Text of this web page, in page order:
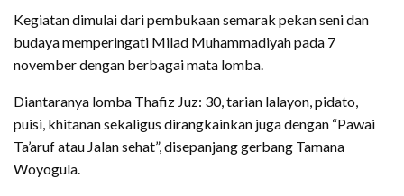
Kegiatan dimulai dari pembukaan semarak pekan seni dan
budaya memperingati Milad Muhammadiyah pada 7
november dengan berbagai mata lomba.
Diantaranya lomba Thafiz Juz: 30, tarian lalayon, pidato,
puisi, khitanan sekaligus dirangkainkan juga dengan “Pawai
Ta’aruf atau Jalan sehat”, disepanjang gerbang Tamana
Woyogula.